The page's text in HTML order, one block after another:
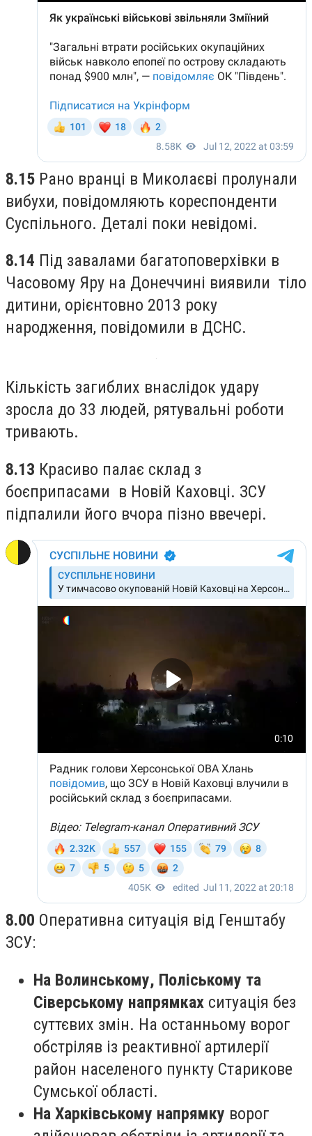
8.15 Рано вранці в Миколаєві пролунали
вибухи, повідомляють кореспонденти
Суспільного. Деталі поки невідомі.
8.14 Під завалами багатоповерхівки в
Часовому Яру на Донеччині виявили тіло
дитини, орієнтовно 2013 року
народження, повідомили в ДСНС.
Кількість загиблих внаслідок удару
зросла до 33 людей, рятувальні роботи
тривають.
8.13 Красиво палає склад з
боєприпасами в Новій Каховці. ЗСУ
підпалили його вчора пізно ввечері.
8.00 Оперативна ситуація від Генштабу
ЗСУ:
На Волинському, Поліському та
Сіверському напрямках ситуація без
суттєвих змін. На останньому ворог
обстріляв із реактивної артилерії
район населеного пункту Старикове
Сумської області.
На Харківському напрямку ворог